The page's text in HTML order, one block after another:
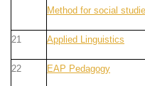
Method for social
21 Applied Linguistics
22 EAP Pedagogy